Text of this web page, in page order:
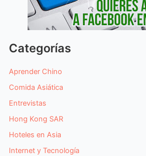
Categorías
Aprender Chino
Comida Asiática
Entrevistas
Hong Kong SAR
Hoteles en Asia
Internet y Tecnología